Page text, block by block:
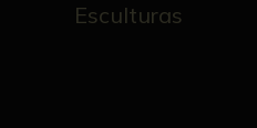
Esculturas